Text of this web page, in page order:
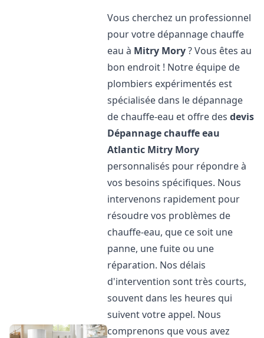
Vous cherchez un professionnel
pour votre dépannage chauffe
eau à Mitry Mory? Vous êtes au
bon endroit ! Notre équipe de
plombiers expérimentés est
spécialisée dans le dépannage
de chauffe-eau et offre desdevis
Dépannage chauffe eau
Atlantic Mitry Mory
personnalisés pour répondre à
vos besoins spécifiques. Nous
intervenons rapidement pour
résoudre vos problèmes de
chauffe-eau, que ce soit une
panne, une fuite ou une
réparation. Nos délais
d'intervention sont très courts,
souvent dans les heures qui
suivent votre appel. Nous
comprenons que vous avez